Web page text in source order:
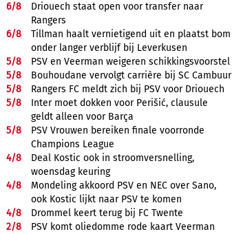
6/8
Driouech staat open voor transfer naar
Rangers
6/8
Tillman haalt vernietigend uit en plaatst bom
onder langer verblijf bij Leverkusen
5/8
PSV en Veerman weigeren schikkingsvoorstel
5/8
Bouhoudane vervolgt carrière bij SC Cambuur
5/8
Rangers FC meldt zich bij PSV voor Driouech
5/8
Inter moet dokken voor Perišić, clausule
geldt alleen voor Barça
5/8
PSV Vrouwen bereiken finale voorronde
Champions League
4/8
Deal Kostic ook in stroomversnelling,
woensdag keuring
4/8
Mondeling akkoord PSV en NEC over Sano,
ook Kostic lijkt naar PSV te komen
4/8
Drommel keert terug bij FC Twente
2/8
PSV komt oliedomme rode kaart Veerman